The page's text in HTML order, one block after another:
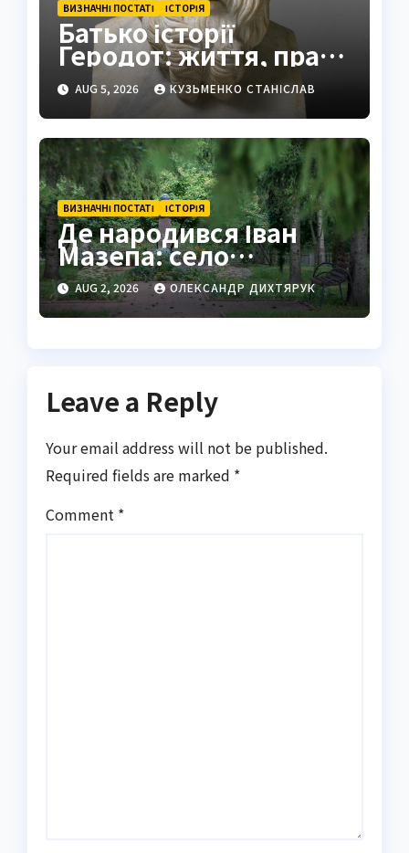
ВИЗНАЧНІ ПОСТАТІ ІСТОРІЯ
Батько історії
Геродот: життя, праці
та спадщина
AUG 5, 2026 КУЗЬМЕНКО СТАНІСЛАВ
ВИЗНАЧНІ ПОСТАТІ ІСТОРІЯ
Де народився Іван
Мазепа: село
Мазепинці та корені
легендарного
гетьмана
AUG 2, 2026 ОЛЕКСАНДР ДИХТЯРУК
Leave a Reply
Your email address will not be published.
Required fields are marked *
Comment *